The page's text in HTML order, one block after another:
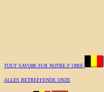
TOUT SAVOIR SUR NOTRE F OIRE
ALLES BETREFFENDE ONZE